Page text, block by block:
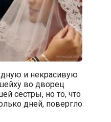
и некрасивую
во дворец
сестры, но то, что
дней, повергло